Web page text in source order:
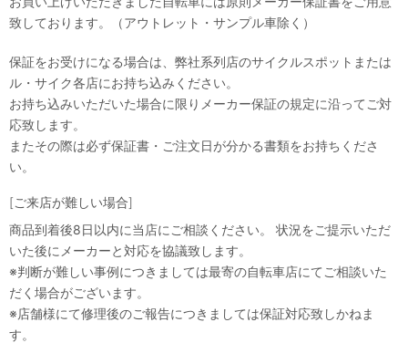
致しております。（アウトレット・サンプル車除く）
保証をお受けになる場合は、弊社系列店のサイクルスポットまたは
ル・サイク各店にお持ち込みください。
お持ち込みいただいた場合に限りメーカー保証の規定に沿ってご対
応致します。
またその際は必ず保証書・ご注文日が分かる書類をお持ちくださ
い。
[ご来店が難しい場合]
商品到着後8日以内に当店にご相談ください。 状況をご提示いただ
いた後にメーカーと対応を協議致します。
※判断が難しい事例につきましては最寄の自転車店にてご相談いた
だく場合がございます。
※店舗様にて修理後のご報告につきましては保証対応致しかねま
す。